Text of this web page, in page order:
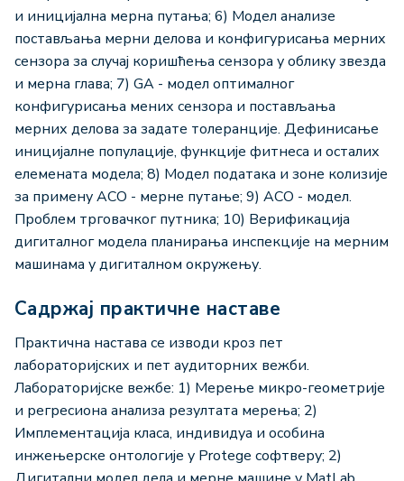
и иницијална мерна путања; 6) Модел анализе
постављања мерни делова и конфигурисања мерних
сензора за случај коришћења сензора у облику звезда
и мерна глава; 7) GA - модел оптималног
конфигурисања мених сензора и постављања
мерних делова за задате толеранције. Дефинисање
иницијалне популације, функције фитнеса и осталих
елемената модела; 8) Модел података и зоне колизије
за примену ACO - мерне путање; 9) ACO - модел.
Проблем трговачког путника; 10) Верификација
дигиталног модела планирања инспекције на мерним
машинама у дигиталном окружењу.
Садржај практичне наставе
Практична настава се изводи кроз пет
лабораторијских и пет аудиторних вежби.
Лабораторијске вежбе: 1) Мерење микро-геометрије
и регресиона анализа резултата мерења; 2)
Имплементација класа, индивидуа и особина
инжењерске онтологије у Protege софтверу; 2)